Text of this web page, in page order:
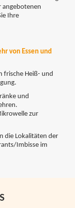
angebotenen
Ihre
von Essen und
frische Heiß- und
und
zur
die Lokalitäten der
Imbisse im